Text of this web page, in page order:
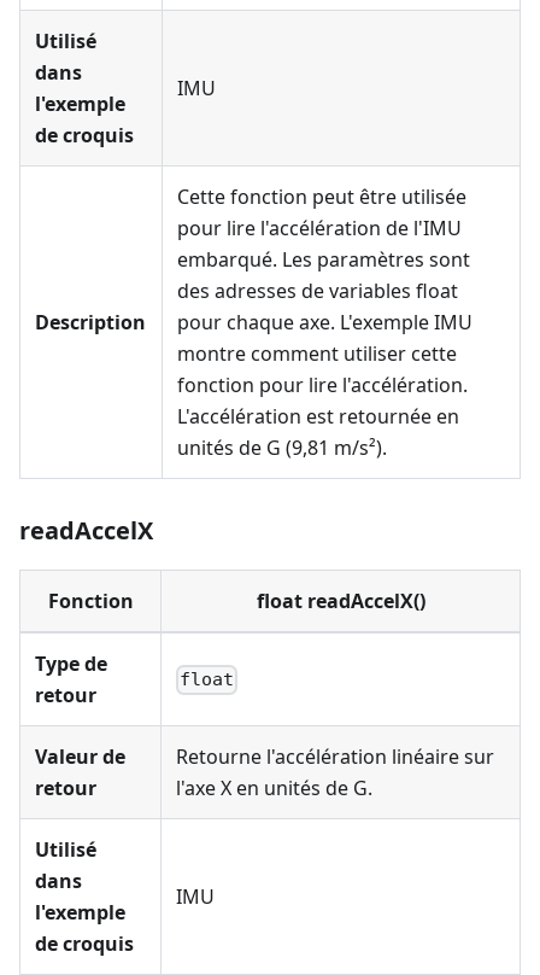
Utilisé
dans
l'exemple
de croquis
IMU
Description
Cette fonction peut être utilisée
pour lire l'accélération de l'IMU
embarqué. Les paramètres sont
des adresses de variables float
pour chaque axe. L'exemple IMU
montre comment utiliser cette
fonction pour lire l'accélération.
L'accélération est retournée en
unités de G (9,81 m/s²).
readAccelX
Fonction float readAccelX()
Type de
retour
float
Valeur de
retour
Retourne l'accélération linéaire sur
l'axe X en unités de G.
Utilisé
dans
l'exemple
de croquis
IMU